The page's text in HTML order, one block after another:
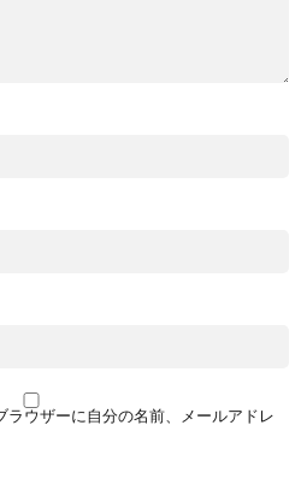
ウザーに自分の名前、メールアドレ